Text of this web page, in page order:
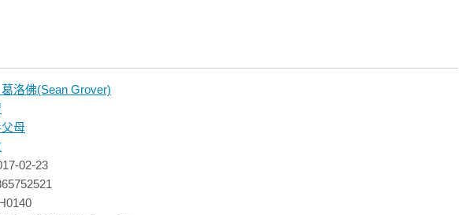
洛佛(Sean Grover)
母
02-23